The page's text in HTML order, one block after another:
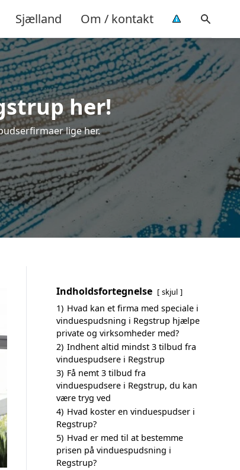
Sjælland Om / kontakt
her!
lige her.
Indholdsfortegnelse skjul
1) Hvad kan et firma med speciale i
vinduespudsning i Regstrup hjælpe
private og virksomheder med?
2) Indhent altid mindst 3 tilbud fra
vinduespudsere i Regstrup
3) Få nemt 3 tilbud fra
vinduespudsere i Regstrup, du kan
være tryg ved
4) Hvad koster en vinduespudser i
Regstrup?
5) Hvad er med til at bestemme
prisen på vinduespudsning i
Regstrup?